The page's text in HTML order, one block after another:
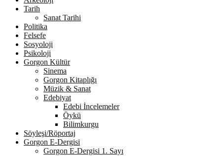
Tarih
Sanat Tarihi
Politika
Felsefe
Sosyoloji
Psikoloji
Gorgon Kültür
Sinema
Gorgon Kitaplığı
Müzik & Sanat
Edebiyat
Edebi İncelemeler
Öykü
Bilimkurgu
Söyleşi/Röportaj
Gorgon E-Dergisi
Gorgon E-Dergisi 1. Sayı